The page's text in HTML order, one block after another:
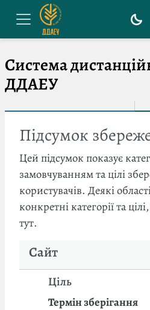
Перейти до головного вмісту
Бокова панель
Система
ДДАЕУ
Підсумок
Цей підсумок показує
замовчуванням та цілі
користувачів. Деякі
конкретні категорії та
тут.
Сайт
Ціль
Термін зберігання